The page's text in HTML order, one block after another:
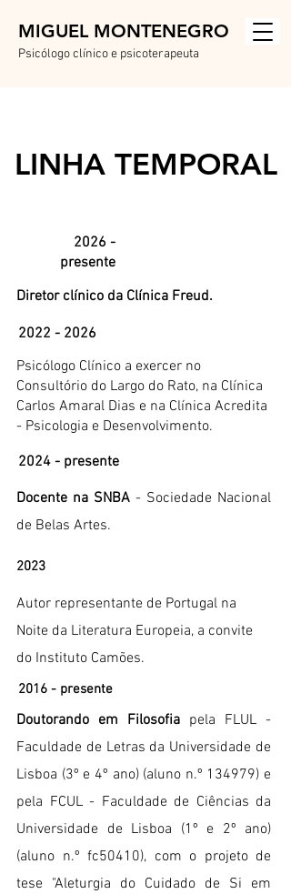
MIGUEL MONTENEGRO
Psicólogo clínico e psicoterapeuta
LINHA TEMPORAL
2026 -
presente
Diretor clínico da Clínica Freud.
2022 - 2026
​Psicólogo Clínico a exercer no
Consultório do Largo do Rato, na Clínica
Carlos Amaral Dias e na Clínica Acredita
- Psicologia e Desenvolvimento.
2024 - presente
Docente na SNBA - Sociedade Nacional
de Belas Artes.
2023
Autor representante de Portugal na
Noite da Literatura Europeia, a convite
do Instituto Camões.
2016 - presente
Doutorando em Filosofia pela FLUL -
Faculdade de Letras da Universidade de
Lisboa (3º e 4º ano) (aluno n.º 134979) e
pela FCUL - Faculdade de Ciências da
Universidade de Lisboa (1º e 2º ano)
(aluno n.º fc50410), com o projeto de
tese "Aleturgia do Cuidado de Si em